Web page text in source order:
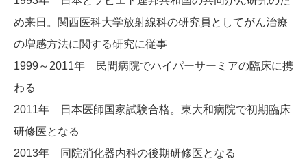
め来日。関西医科大学放射線科の研究員としてがん治療
の増感方法に関する研究に従事
1999～2011年 民間病院でハイパーサーミアの臨床に携
わる
2011年 日本医師国家試験合格。東大和病院で初期臨床
研修医となる
2013年 同院消化器内科の後期研修医となる